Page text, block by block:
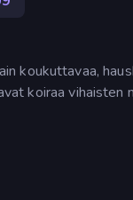
koukuttavaa,
koiraa vihaisten